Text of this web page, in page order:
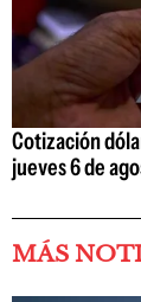
Cotización
jueves 6 de
MÁS